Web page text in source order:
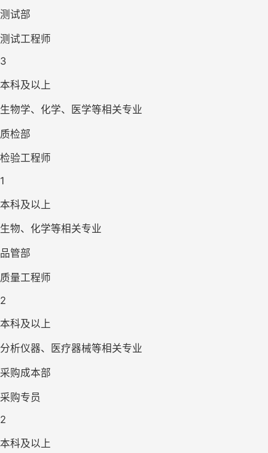
测试部
测试工程师
3
本科及以上
生物学、化学、医学等相关专业
质检部
检验工程师
1
本科及以上
生物、化学等相关专业
品管部
质量工程师
2
本科及以上
分析仪器、医疗器械等相关专业
采购成本部
采购专员
2
本科及以上